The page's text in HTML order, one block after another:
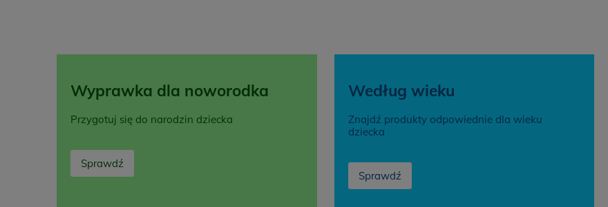
Wyprawka dla noworodka
Przygotuj się do narodzin dziecka
Sprawdź
Według wieku
Znajdź produkty odpowiednie dla wieku
dziecka
Sprawdź